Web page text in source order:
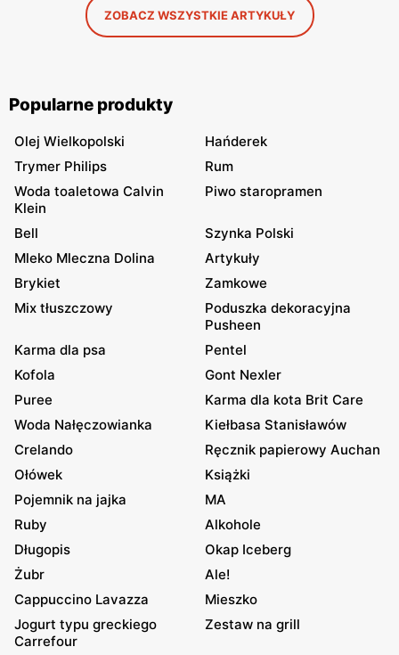
ZOBACZ WSZYSTKIE ARTYKUŁY
Popularne produkty
Olej Wielkopolski
Hańderek
Trymer Philips
Rum
Woda toaletowa Calvin
Klein
Piwo staropramen
Bell
Szynka Polski
Mleko Mleczna Dolina
Artykuły
Brykiet
Zamkowe
Mix tłuszczowy
Poduszka dekoracyjna
Pusheen
Karma dla psa
Pentel
Kofola
Gont Nexler
Puree
Karma dla kota Brit Care
Woda Nałęczowianka
Kiełbasa Stanisławów
Crelando
Ręcznik papierowy Auchan
Ołówek
Książki
Pojemnik na jajka
MA
Ruby
Alkohole
Długopis
Okap Iceberg
Żubr
Ale!
Cappuccino Lavazza
Mieszko
Jogurt typu greckiego
Carrefour
Zestaw na grill